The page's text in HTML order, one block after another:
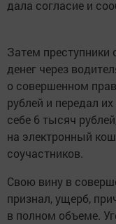
дала согласие и
Затем преступники
денег через
о совершенном
рублей и передал
себе 6 тысяч
на электронный
соучастников.
Свою вину в
признал, ущерб,
в полном объеме.